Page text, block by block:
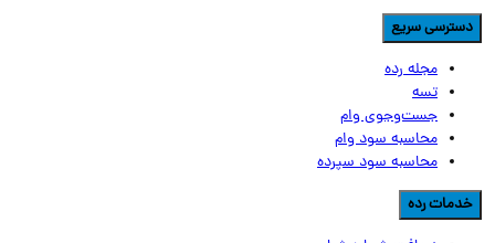
سریع
مجله رده
تسه
جست‌وجوی وام
محاسبه سود وام
محاسبه سود سپرده
رده